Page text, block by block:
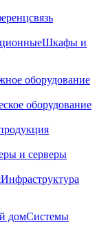
Шкафы и
оборудование
оборудование
и серверы
Инфраструктура
Системы